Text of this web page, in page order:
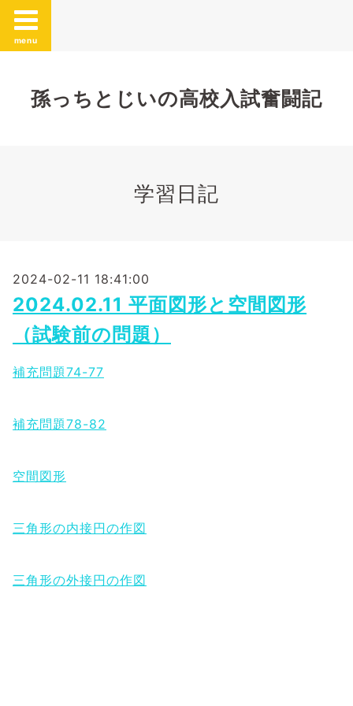
menu
孫っちとじいの高校入試奮闘記
学習日記
2024-02-11 18:41:00
2024.02.11 平面図形と空間図形
（試験前の問題）
補充問題74-77
補充問題78-82
空間図形
三角形の内接円の作図
三角形の外接円の作図